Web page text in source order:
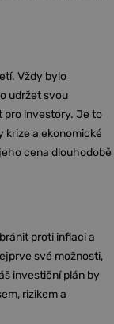
Vždy bylo
udržet svou
pro investory. Je to
krize a ekonomické
cena dlouhodobě
proti inflaci a
své možnosti,
investiční plán by
rizikem a